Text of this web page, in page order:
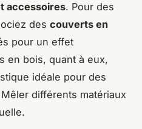
accessoires. Pour des
des couverts en
pour un effet
en bois, quant à eux,
idéale pour des
différents matériaux